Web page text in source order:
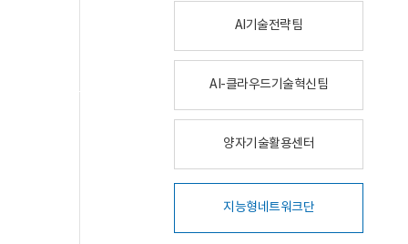
AI기술전략팀
AI-클라우드기술혁신팀
양자기술활용센터
지능형네트워크단